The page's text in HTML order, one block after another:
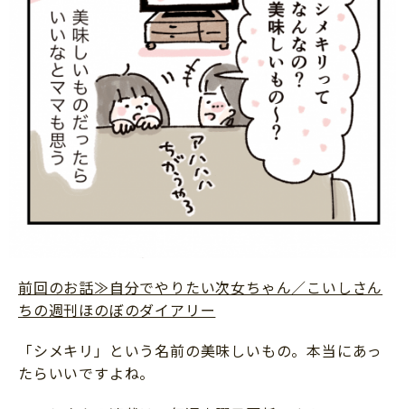
前回のお話≫自分でやりたい次女ちゃん／こいしさん
ちの週刊ほのぼのダイアリー
「シメキリ」という名前の美味しいもの。本当にあっ
たらいいですよね。